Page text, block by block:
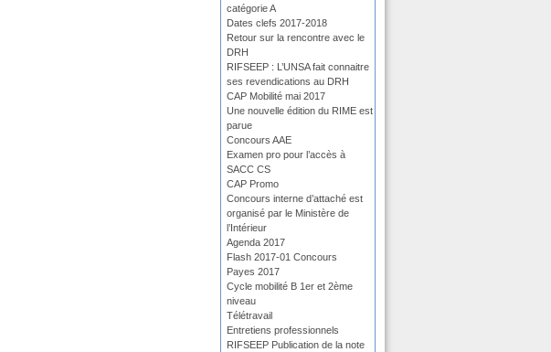
catégorie A
Dates clefs 2017-2018
Retour sur la rencontre avec le
DRH
RIFSEEP : L’UNSA fait connaitre
ses revendications au DRH
CAP Mobilité mai 2017
Une nouvelle édition du RIME est
parue
Concours AAE
Examen pro pour l’accès à
SACC CS
CAP Promo
Concours interne d’attaché est
organisé par le Ministère de
l’Intérieur
Agenda 2017
Flash 2017-01 Concours
Payes 2017
Cycle mobilité B 1er et 2ème
niveau
Télétravail
Entretiens professionnels
RIFSEEP Publication de la note